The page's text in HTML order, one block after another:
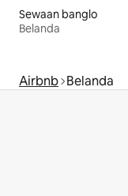
Sewaan banglo
Belanda
Airbnb Belanda